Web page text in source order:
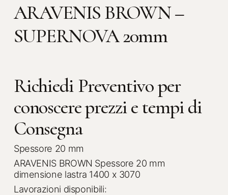
ARAVENIS BROWN –
SUPERNOVA 20mm
Richiedi Preventivo per
conoscere prezzi e tempi di
Consegna
Spessore 20 mm
ARAVENIS BROWN Spessore 20 mm
dimensione lastra 1400 x 3070
Lavorazioni disponibili: